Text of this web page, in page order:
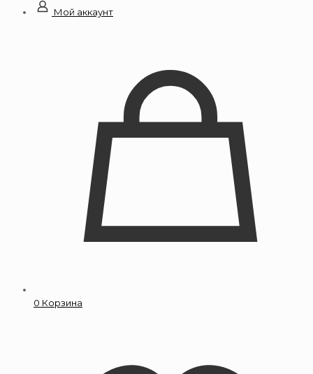
Мой аккаунт
0 Корзина